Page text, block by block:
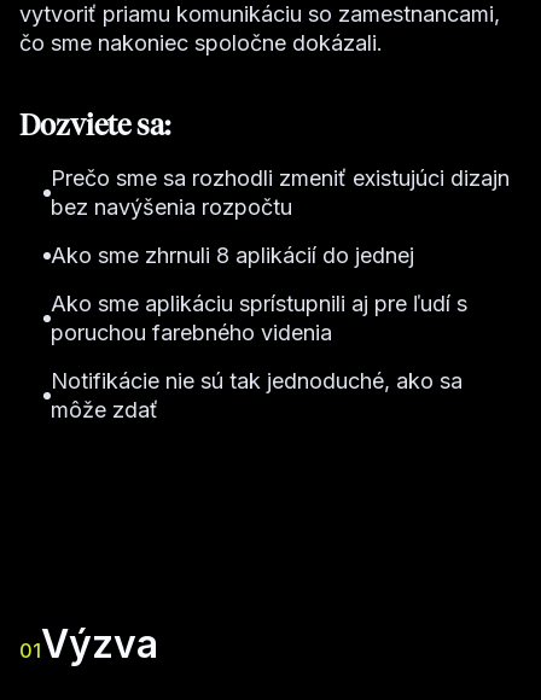
vytvoriť priamu komunikáciu so zamestnancami,
čo sme nakoniec spoločne dokázali.
Dozviete sa:
Prečo sme sa rozhodli zmeniť existujúci dizajn
bez navýšenia rozpočtu
Ako sme zhrnuli 8 aplikácií do jednej
Ako sme aplikáciu sprístupnili aj pre ľudí s
poruchou farebného videnia
Notifikácie nie sú tak jednoduché, ako sa
môže zdať
01Výzva